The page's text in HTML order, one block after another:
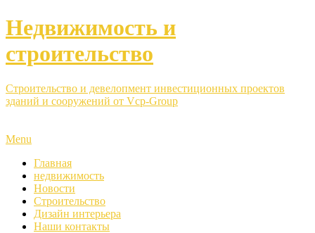
Недвижимость и
строительство
Строительство и девелопмент инвестиционных проектов
зданий и сооружений от Vcp-Group
Menu
Главная
недвижимость
Новости
Строительство
Дизайн интерьера
Наши контакты